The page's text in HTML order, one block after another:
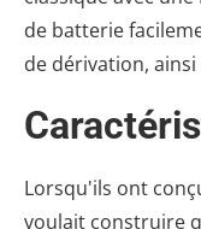
de batterie
de dérivation,
Lorsqu'ils ont
voulait construire